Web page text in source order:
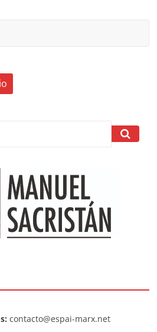
contacto@espai-marx.net